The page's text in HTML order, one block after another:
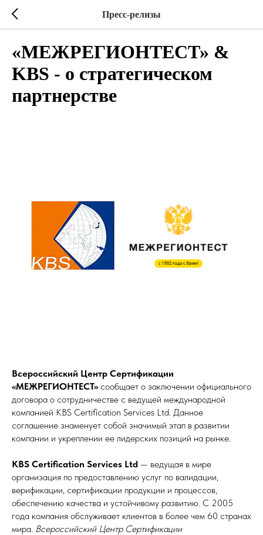
Пресс-релизы
«МЕЖРЕГИОНТЕСТ» &
KBS - о стратегическом
партнерстве
Всероссийский Центр Сертификации
«МЕЖРЕГИОНТЕСТ» сообщает о заключении официального
договора о сотрудничестве с ведущей международной
компанией KBS Certification Services Ltd. Данное
соглашение знаменует собой значимый этап в развитии
компании и укреплении ее лидерских позиций на рынке.
KBS Certification Services Ltd — ведущая в мире
организация по предоставлению услуг по валидации,
верификации, сертификации продукции и процессов,
обеспечению качества и устойчивому развитию. С 2005
года компания обслуживает клиентов в более чем 60 странах
мира. Всероссийский Центр Сертификации